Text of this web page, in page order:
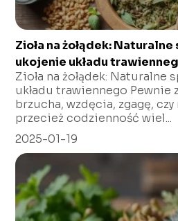
Zioła na żołądek:
ukojenie układu
Zioła na żołądek: Naturalne
układu trawiennego Pewnie
brzucha, wzdęcia, zgagę,
przecież codzienność wiel...
2025-01-19